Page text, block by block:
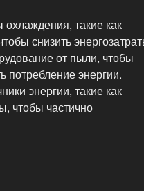
такие как
снизить
от пыли, чтобы
потребление энергии.
энергии, такие как
чтобы частично